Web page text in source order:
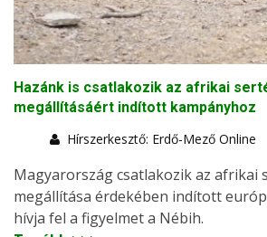
Hazánk is csatlakozik az afrikai
megállításáért indított kampányhoz
Hírszerkesztő: Erdő-Mező Online
Magyarország csatlakozik az afrikai
megállítása érdekében indított
hívja fel a figyelmet a Nébih.